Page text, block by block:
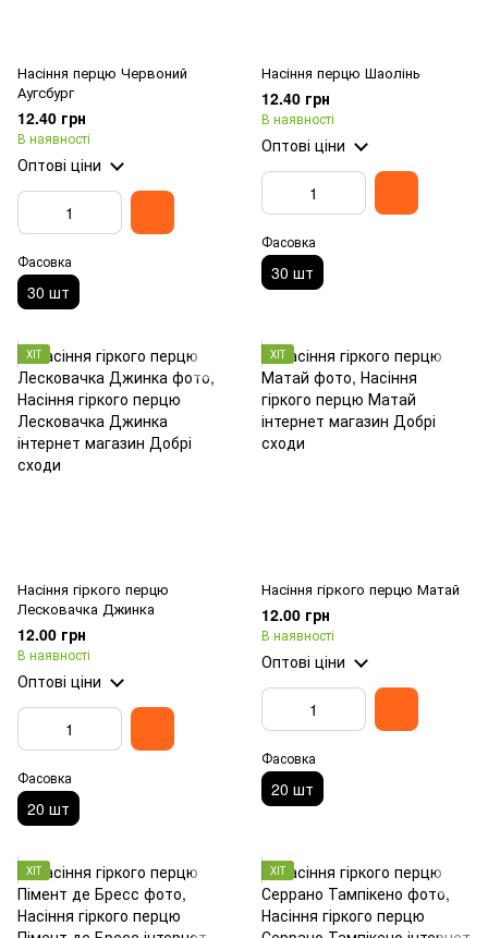
Насіння перцю Червоний
Аугсбург
12.40 грн
В наявності
Оптові ціни
Фасовка
30 шт
Насіння перцю Шаолінь
12.40 грн
В наявності
Оптові ціни
Фасовка
30 шт
ХІТ
Насіння гіркого перцю
Лесковачка Джинка
12.00 грн
В наявності
Оптові ціни
Фасовка
20 шт
ХІТ
Насіння гіркого перцю Матай
12.00 грн
В наявності
Оптові ціни
Фасовка
20 шт
ХІТ ХІТ